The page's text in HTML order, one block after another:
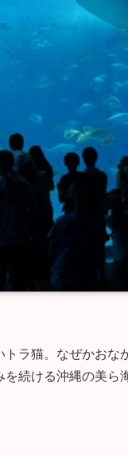
ラ猫。なぜかおな
続ける沖縄の美ら